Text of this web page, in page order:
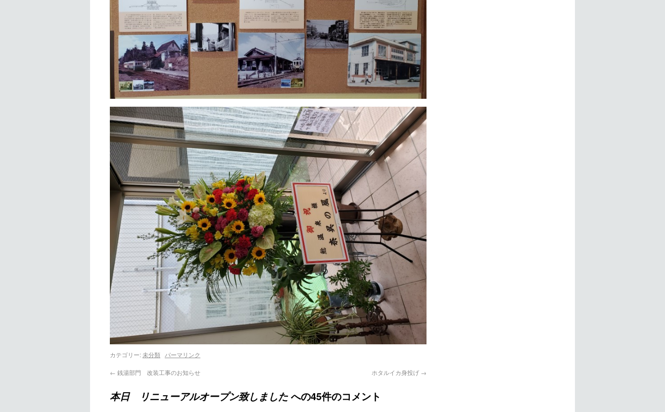
カテゴリー:未分類 パーマリンク
← 銭湯部門 改装工事のお知らせ ホタルイカ身投げ →
本日 リニューアルオープン致しましたへの45件のコメント